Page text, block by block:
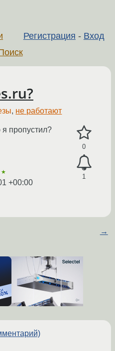
Регистрация - Вход
, не работают
0
1
я пропустил?
+00:00
→